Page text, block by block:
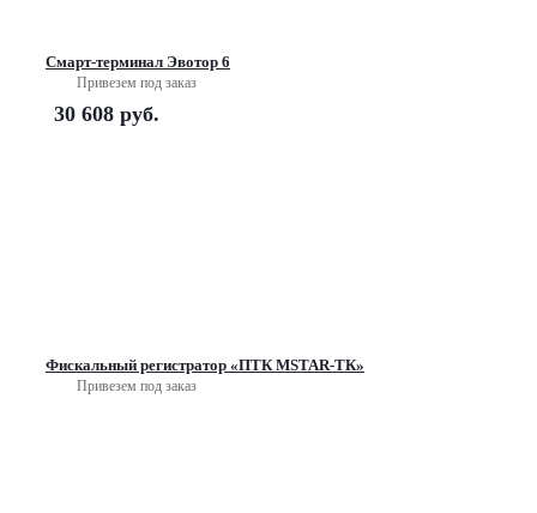
Смарт-терминал Эвотор 6
Привезем под заказ
30 608 руб.
Фискальный регистратор «ПТК MSTAR-ТК»
Привезем под заказ